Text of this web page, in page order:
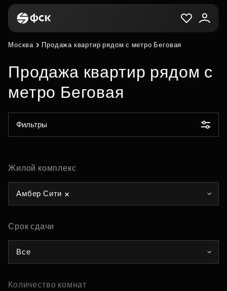
Москва Продажа квартир рядом с метро Беговая
Продажа квартир рядом с
метро Беговая
Фильтры
Жилой комплекс
Амбер Сити
Срок сдачи
Все
Количество комнат